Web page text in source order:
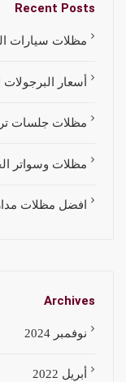
Recent Posts
مظلات سيارات
أسعار
مظلات جلسات
مظلات وسواتر الخرج
افضل مظلات
Archives
نوفمبر 2024
أبريل 2022